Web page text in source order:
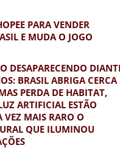
PARA VENDER
E MUDA O JOGO
DESAPARECENDO
BRASIL ABRIGA CERCA
PERDA DE HABITAT,
ARTIFICIAL ESTÃO
MAIS RARO O
QUE ILUMINOU